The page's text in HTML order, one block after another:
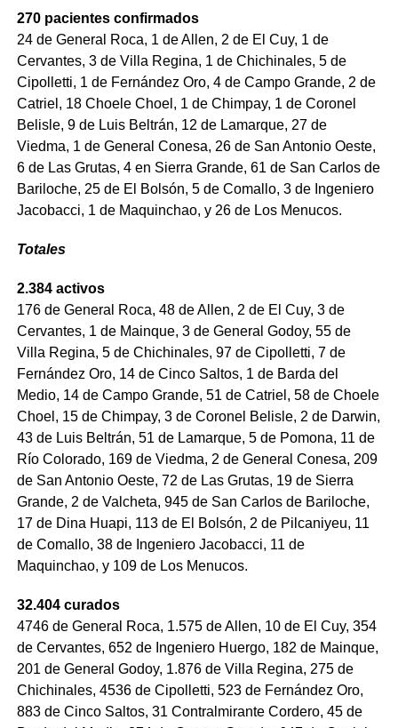
270 pacientes confirmados
24 de General Roca, 1 de Allen, 2 de El Cuy, 1 de
Cervantes, 3 de Villa Regina, 1 de Chichinales, 5 de
Cipolletti, 1 de Fernández Oro, 4 de Campo Grande, 2 de
Catriel, 18 Choele Choel, 1 de Chimpay, 1 de Coronel
Belisle, 9 de Luis Beltrán, 12 de Lamarque, 27 de
Viedma, 1 de General Conesa, 26 de San Antonio Oeste,
6 de Las Grutas, 4 en Sierra Grande, 61 de San Carlos de
Bariloche, 25 de El Bolsón, 5 de Comallo, 3 de Ingeniero
Jacobacci, 1 de Maquinchao, y 26 de Los Menucos.
Totales
2.384 activos
176 de General Roca, 48 de Allen, 2 de El Cuy, 3 de
Cervantes, 1 de Mainque, 3 de General Godoy, 55 de
Villa Regina, 5 de Chichinales, 97 de Cipolletti, 7 de
Fernández Oro, 14 de Cinco Saltos, 1 de Barda del
Medio, 14 de Campo Grande, 51 de Catriel, 58 de Choele
Choel, 15 de Chimpay, 3 de Coronel Belisle, 2 de Darwin,
43 de Luis Beltrán, 51 de Lamarque, 5 de Pomona, 11 de
Río Colorado, 169 de Viedma, 2 de General Conesa, 209
de San Antonio Oeste, 72 de Las Grutas, 19 de Sierra
Grande, 2 de Valcheta, 945 de San Carlos de Bariloche,
17 de Dina Huapi, 113 de El Bolsón, 2 de Pilcaniyeu, 11
de Comallo, 38 de Ingeniero Jacobacci, 11 de
Maquinchao, y 109 de Los Menucos.
32.404 curados
4746 de General Roca, 1.575 de Allen, 10 de El Cuy, 354
de Cervantes, 652 de Ingeniero Huergo, 182 de Mainque,
201 de General Godoy, 1.876 de Villa Regina, 275 de
Chichinales, 4536 de Cipolletti, 523 de Fernández Oro,
883 de Cinco Saltos, 31 Contralmirante Cordero, 45 de